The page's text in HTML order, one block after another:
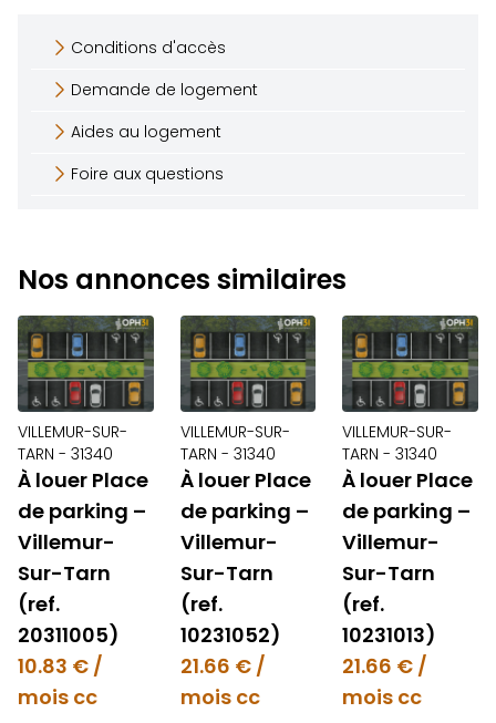
Conditions d'accès
Demande de logement
Aides au logement
Foire aux questions
Nos annonces similaires
VILLEMUR-SUR-
TARN - 31340
À louer Place
de parking –
Villemur-
Sur-Tarn
(ref.
20311005)
10.83 € /
mois cc
VILLEMUR-SUR-
TARN - 31340
À louer Place
de parking –
Villemur-
Sur-Tarn
(ref.
10231052)
21.66 € /
mois cc
VILLEMUR-SUR-
TARN - 31340
À louer Place
de parking –
Villemur-
Sur-Tarn
(ref.
10231013)
21.66 € /
mois cc